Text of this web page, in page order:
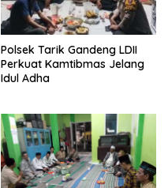
Polsek Tarik Gandeng LDII
Perkuat Kamtibmas Jelang
Idul Adha